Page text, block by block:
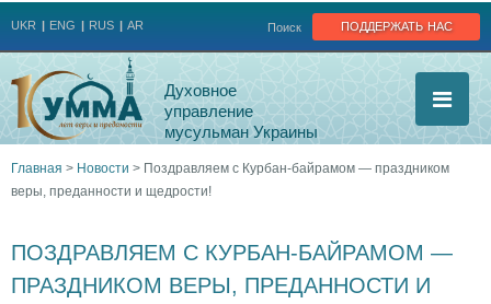
поддержать нас
Поиск
UKR ENG RUS AR
Духовное
управление
мусульман Украины
Вы
здесь
Главная > Новости > Поздравляем с Курбан-байрамом — праздником
веры, преданности и щедрости!
ПОЗДРАВЛЯЕМ С КУРБАН-БАЙРАМОМ —
ПРАЗДНИКОМ ВЕРЫ, ПРЕДАННОСТИ И